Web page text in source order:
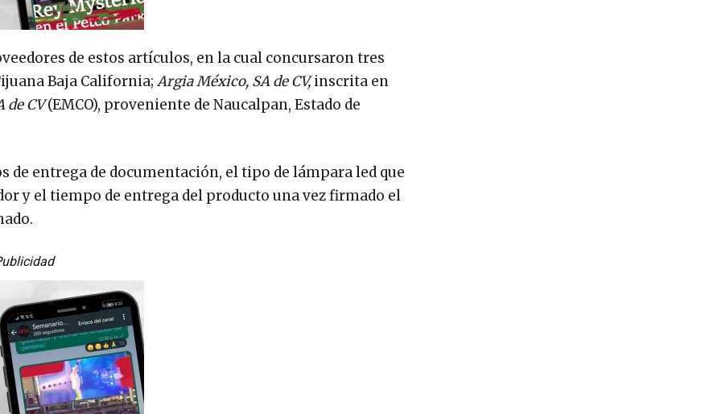
de estos artículos, en la cual concursaron tres
Baja California; Argia México, SA de CV,inscrita en
CV(EMCO), proveniente de Naucalpan, Estado de
de entrega de documentación, el tipo de lámpara led que
y el tiempo de entrega del producto una vez firmado el